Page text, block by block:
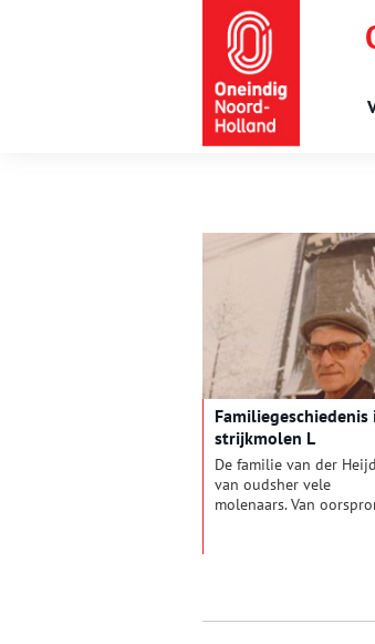
Familiegeschiedenis
strijkmolen L
De familie van der
van oudsher vele
molenaars. Van